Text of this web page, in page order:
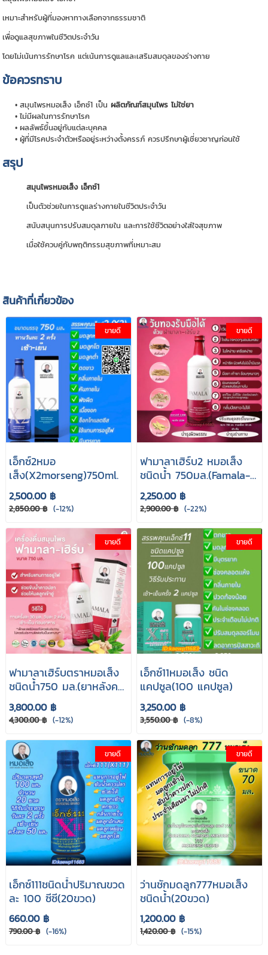
เหมาะสำหรับผู้ที่มองหาทางเลือกจากธรรมชาติ
เพื่อดูแลสุขภาพในชีวิตประจำวัน
โดยไม่เน้นการรักษาโรค แต่เน้นการดูแลและเสริมสมดุลของร่างกาย
ข้อควรทราบ
สมุนไพรหมอเส็ง เอ็กซ์1 เป็น ผลิตภัณฑ์สมุนไพร ไม่ใช่ยา
ไม่มีผลในการรักษาโรค
ผลลัพธ์ขึ้นอยู่กับแต่ละบุคคล
ผู้ที่มีโรคประจำตัวหรืออยู่ระหว่างตั้งครรภ์ ควรปรึกษาผู้เชี่ยวชาญก่อนใช้
สรุป
สมุนไพรหมอเส็ง เอ็กซ์1
เป็นตัวช่วยในการดูแลร่างกายในชีวิตประจำวัน
สนับสนุนการปรับสมดุลภายใน และการใช้ชีวิตอย่างใส่ใจสุขภาพ
เมื่อใช้ควบคู่กับพฤติกรรมสุขภาพที่เหมาะสม
สินค้าที่เกี่ยวข้อง
ขายดี
เอ็กซ์2หมอ
เส็ง(X2morseng)750ml.
2,500.00 ฿
2,850.00 ฿ (-12%)
ขายดี
ฟามาลาเฮิร์บ2 หมอเส็ง
ชนิดนํ้า 750มล.(Famala-
Herb no.2)
2,250.00 ฿
2,900.00 ฿ (-22%)
ขายดี
ฟามาลาเฮิร์บตราหมอเส็ง
ชนิดนํ้า750 มล.(ยาหลังค
ลอดบุตร)
3,800.00 ฿
4,300.00 ฿ (-12%)
ขายดี
เอ็กซ์11หมอเส็ง ชนิด
แคปซูล(100 แคปซูล)
3,250.00 ฿
3,550.00 ฿ (-8%)
ขายดี
เอ็กซ์111ชนิดนํ้าปริมาณขวด
ละ 100 ซีซี(20ขวด)
660.00 ฿
790.00 ฿ (-16%)
ขายดี
ว่านชักมดลูก777หมอเส็ง
ชนิดนํ้า(20ขวด)
1,200.00 ฿
1,420.00 ฿ (-15%)